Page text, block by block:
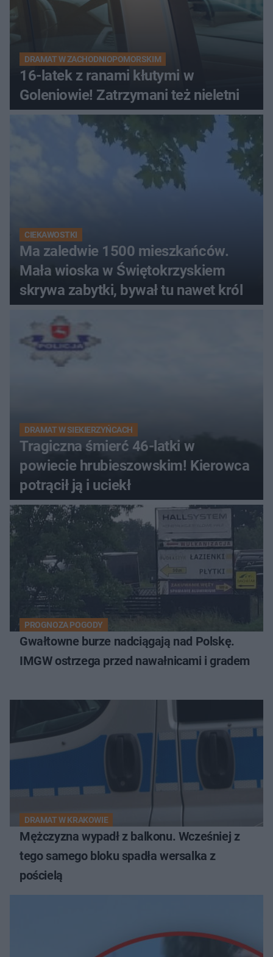
DRAMAT W ZACHODNIOPOMORSKIM
16-latek z ranami kłutymi w
Goleniowie! Zatrzymani też nieletni
CIEKAWOSTKI
Ma zaledwie 1500 mieszkańców.
Mała wioska w Świętokrzyskiem
skrywa zabytki, bywał tu nawet król
DRAMAT W SIEKIERZYŃCACH
Tragiczna śmierć 46-latki w
powiecie hrubieszowskim! Kierowca
potrącił ją i uciekł
PROGNOZA POGODY
Gwałtowne burze nadciągają nad Polskę.
IMGW ostrzega przed nawałnicami i gradem
DRAMAT W KRAKOWIE
Mężczyzna wypadł z balkonu. Wcześniej z
tego samego bloku spadła wersalka z
pościelą